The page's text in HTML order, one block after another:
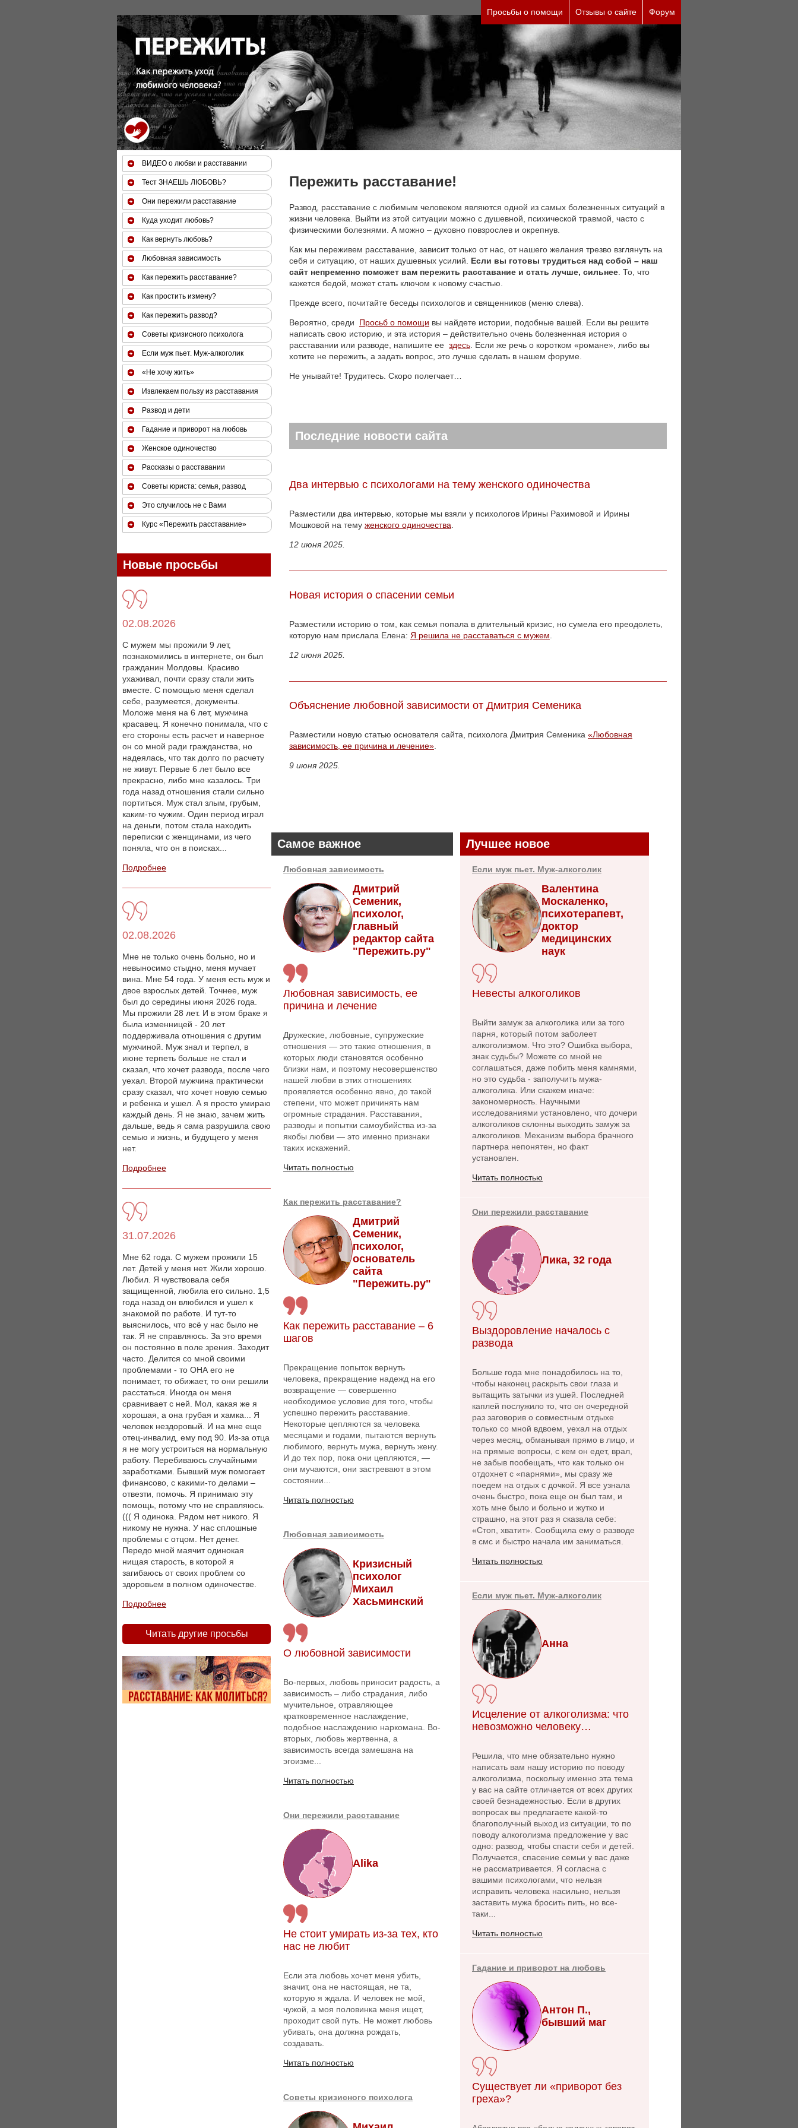
Просьбы о помощи Отзывы о сайте Форум
Пережить расставание!
Развод, расставание с любимым человеком являются одной из самых болезненных ситуаций в
жизни человека. Выйти из этой ситуации можно с душевной, психической травмой, часто с
физическими болезнями. А можно – духовно повзрослев и окрепнув.
Как мы переживем расставание, зависит только от нас, от нашего желания трезво взглянуть на
себя и ситуацию, от наших душевных усилий. Если вы готовы трудиться над собой – наш
сайт непременно поможет вам пережить расставание и стать лучше, сильнее . То, что
кажется бедой, может стать ключом к новому счастью.
Прежде всего, почитайте беседы психологов и священников (меню слева).
Вероятно, среди Просьб о помощи вы найдете истории, подобные вашей. Если вы решите
написать свою историю, и эта история – действительно очень болезненная история о
расставании или разводе, напишите ее здесь . Если же речь о коротком «романе», либо вы
хотите не пережить, а задать вопрос, это лучше сделать в нашем форуме.
Не унывайте! Трудитесь. Скоро полегчает…
Последние новости сайта
Два интервью с психологами на тему женского одиночества
Разместили два интервью, которые мы взяли у психологов Ирины Рахимовой и Ирины
Мошковой на тему женского одиночества
12 июня 2025.
Новая история о спасении семьи
Разместили историю о том, как семья попала в длительный кризис, но сумела его преодолеть,
которую нам прислала Елена: Я решила не расставаться с мужем
12 июня 2025.
Объяснение любовной зависимости от Дмитрия Семеника
Разместили новую статью основателя сайта, психолога Дмитрия Семеника «Любовная
зависимость, ее причина и лечение»
9 июня 2025.
Самое важное
Любовная зависимость
Дмитрий
Семеник,
психолог,
главный
редактор сайта
"Пережить.ру"
Любовная зависимость, ее
причина и лечение
Дружеские, любовные, супружеские
отношения — это такие отношения, в
которых люди становятся особенно
близки нам, и поэтому несовершенство
нашей любви в этих отношениях
проявляется особенно явно, до такой
степени, что может причинять нам
огромные страдания. Расставания,
разводы и попытки самоубийства из-за
якобы любви — это именно признаки
таких искажений.
Читать полностью
Как пережить расставание?
Дмитрий
Семеник,
психолог,
основатель
сайта
"Пережить.ру"
Как пережить расставание – 6
шагов
Прекращение попыток вернуть
человека, прекращение надежд на его
возвращение — совершенно
необходимое условие для того, чтобы
успешно пережить расставание.
Некоторые цепляются за человека
месяцами и годами, пытаются вернуть
любимого, вернуть мужа, вернуть жену.
И до тех пор, пока они цепляются, —
они мучаются, они застревают в этом
состоянии...
Читать полностью
Любовная зависимость
Кризисный
психолог
Михаил
Хасьминский
О любовной зависимости
Во-первых, любовь приносит радость, а
зависимость – либо страдания, либо
мучительное, отравляющее
кратковременное наслаждение,
подобное наслаждению наркомана. Во-
вторых, любовь жертвенна, а
зависимость всегда замешана на
эгоизме...
Читать полностью
Они пережили расставание
Alika
Не стоит умирать из-за тех, кто
нас не любит
Если эта любовь хочет меня убить,
значит, она не настоящая, не та,
которую я ждала. И человек не мой,
чужой, а моя половинка меня ищет,
проходит свой путь. Не может любовь
убивать, она должна рождать,
создавать.
Читать полностью
Советы кризисного психолога
Лучшее новое
Если муж пьет. Муж-алкоголик
Валентина
Москаленко,
психотерапевт,
доктор
медицинских
наук
Невесты алкоголиков
Выйти замуж за алкоголика или за того
парня, который потом заболеет
алкоголизмом. Что это? Ошибка выбора,
знак судьбы? Можете со мной не
соглашаться, даже побить меня камнями,
но это судьба - заполучить мужа-
алкоголика. Или скажем иначе:
закономерность. Научными
исследованиями установлено, что дочери
алкоголиков склонны выходить замуж за
алкоголиков. Механизм выбора брачного
партнера непонятен, но факт
установлен.
Читать полностью
Они пережили расставание
Лика, 32 года
Выздоровление началось с
развода
Больше года мне понадобилось на то,
чтобы наконец раскрыть свои глаза и
вытащить затычки из ушей. Последней
каплей послужило то, что он очередной
раз заговорив о совместным отдыхе
только со мной вдвоем, уехал на отдых
через месяц, обманывая прямо в лицо, и
на прямые вопросы, с кем он едет, врал,
не забыв пообещать, что как только он
отдохнет с «парнями», мы сразу же
поедем на отдых с дочкой. Я все узнала
очень быстро, пока еще он был там, и
хоть мне было и больно и жутко и
страшно, на этот раз я сказала себе:
«Стоп, хватит». Сообщила ему о разводе
в смс и быстро начала им заниматься.
Читать полностью
Если муж пьет. Муж-алкоголик
Анна
Исцеление от алкоголизма: что
невозможно человеку…
Решила, что мне обязательно нужно
написать вам нашу историю по поводу
алкоголизма, поскольку именно эта тема
у вас на сайте отличается от всех других
своей безнадежностью. Если в других
вопросах вы предлагаете какой-то
благополучный выход из ситуации, то по
поводу алкоголизма предложение у вас
одно: развод, чтобы спасти себя и детей.
Получается, спасение семьи у вас даже
не рассматривается. Я согласна с
вашими психологами, что нельзя
исправить человека насильно, нельзя
заставить мужа бросить пить, но все-
таки...
Читать полностью
Гадание и приворот на любовь
Антон П.,
бывший маг
Существует ли «приворот без
греха»?
ВИДЕО о любви и расставании
Тест ЗНАЕШЬ ЛЮБОВЬ?
Они пережили расставание
Куда уходит любовь?
Как вернуть любовь?
Любовная зависимость
Как пережить расставание?
Как простить измену?
Как пережить развод?
Советы кризисного психолога
Если муж пьет. Муж-алкоголик
«Не хочу жить»
Извлекаем пользу из расставания
Развод и дети
Гадание и приворот на любовь
Женское одиночество
Рассказы о расставании
Советы юриста: семья, развод
Это случилось не с Вами
Курс «Пережить расставание»
Новые просьбы
02.08.2026
С мужем мы прожили 9 лет,
познакомились в интернете, он был
гражданин Молдовы. Красиво
ухаживал, почти сразу стали жить
вместе. С помощью меня сделал
себе, разумеется, документы.
Моложе меня на 6 лет, мужчина
красавец. Я конечно понимала, что с
его стороны есть расчет и наверное
он со мной ради гражданства, но
надеялась, что так долго по расчету
не живут. Первые 6 лет было все
прекрасно, либо мне казалось. Три
года назад отношения стали сильно
портиться. Муж стал злым, грубым,
каким-то чужим. Один период играл
на деньги, потом стала находить
переписки с женщинами, из чего
поняла, что он в поисках...
Подробнее
02.08.2026
Мне не только очень больно, но и
невыносимо стыдно, меня мучает
вина. Мне 54 года. У меня есть муж и
двое взрослых детей. Точнее, муж
был до середины июня 2026 года.
Мы прожили 28 лет. И в этом браке я
была изменницей - 20 лет
поддерживала отношения с другим
мужчиной. Муж знал и терпел, в
июне терпеть больше не стал и
сказал, что хочет развода, после чего
уехал. Второй мужчина практически
сразу сказал, что хочет новую семью
и ребенка и ушел. А я просто умираю
каждый день. Я не знаю, зачем жить
дальше, ведь я сама разрушила свою
семью и жизнь, и будущего у меня
нет.
Подробнее
31.07.2026
Мне 62 года. С мужем прожили 15
лет. Детей у меня нет. Жили хорошо.
Любил. Я чувствовала себя
защищенной, любила его сильно. 1,5
года назад он влюбился и ушел к
знакомой по работе. И тут-то
выяснилось, что всё у нас было не
так. Я не справляюсь. За это время
он постоянно в поле зрения. Заходит
часто. Делится со мной своими
проблемами - то ОНА его не
понимает, то обижает, то они решили
расстаться. Иногда он меня
сравнивает с ней. Мол, какая же я
хорошая, а она грубая и хамка... Я
человек нездоровый. И на мне еще
отец-инвалид, ему под 90. Из-за отца
я не могу устроиться на нормальную
работу. Перебиваюсь случайными
заработками. Бывший муж помогает
финансово, с какими-то делами –
отвезти, помочь. Я принимаю эту
помощь, потому что не справляюсь.
((( Я одинока. Рядом нет никого. Я
никому не нужна. У нас сплошные
проблемы с отцом. Нет денег.
Передо мной маячит одинокая
нищая старость, в которой я
загибаюсь от своих проблем со
здоровьем в полном одиночестве.
Подробнее
Читать другие просьбы